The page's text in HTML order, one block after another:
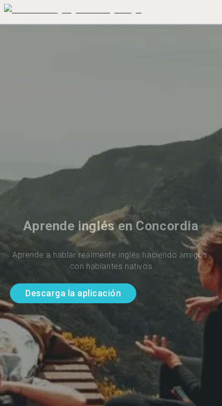
Aprende inglés en Concordia
Aprende a hablar realmente inglés haciendo amigos
con hablantes nativos
Descarga la aplicación